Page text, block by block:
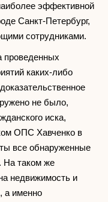
эффективной
Санкт-Петербург,
сотрудниками.
проведенных
каких-либо
не было,
иска,
ОПС Хавченко в
все обнаруженные
На таком же
недвижимость и
а именно